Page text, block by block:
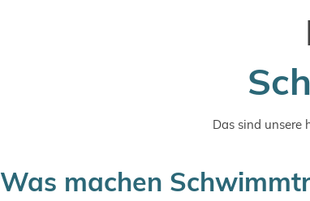
Das sind unsere
Was machen